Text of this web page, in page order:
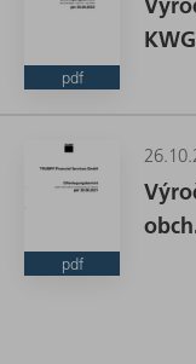
pdf
pdf